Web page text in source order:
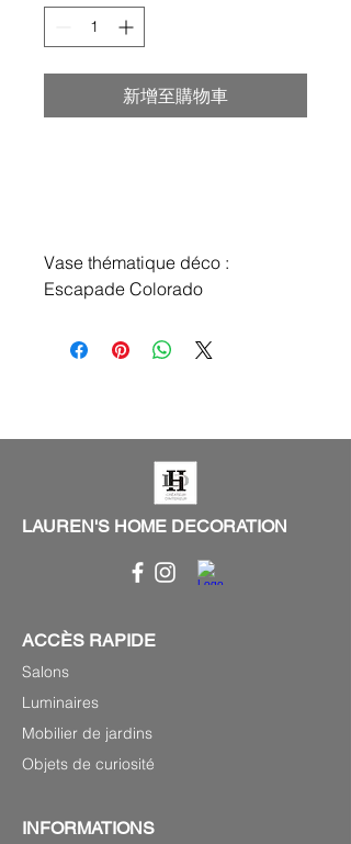
新增至購物車
Vase thématique déco :
Escapade Colorado
LAUREN'S HOME DECORATION
ACCÈS RAPIDE
Salons
Luminaires
Mobilier de jardins
Objets de curiosité
INFORMATIONS